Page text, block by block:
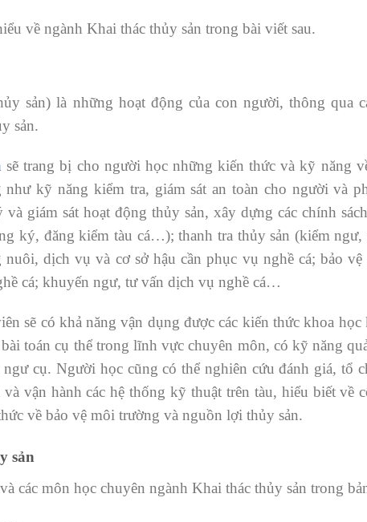
về ngành Khai thác thủy sản trong bài viết sau.
sản) là những hoạt động của con người, thông qua
sản.
sẽ trang bị cho người học những kiến thức và kỹ năng
kỹ năng kiểm tra, giám sát an toàn cho người và
giám sát hoạt động thủy sản, xây dựng các chính
ký, đăng kiểm tàu cá…); thanh tra thủy sản (kiểm ngư,
dịch vụ và cơ sở hậu cần phục vụ nghề cá; bảo
cá; khuyến ngư, tư vấn dịch vụ nghề cá…
sẽ có khả năng vận dụng được các kiến thức khoa học
toán cụ thể trong lĩnh vực chuyên môn, có kỹ năng
cụ. Người học cũng có thể nghiên cứu đánh giá, tổ
vận hành các hệ thống kỹ thuật trên tàu, hiểu biết về
về bảo vệ môi trường và nguồn lợi thủy sản.
sản
các môn học chuyên ngành Khai thác thủy sản trong